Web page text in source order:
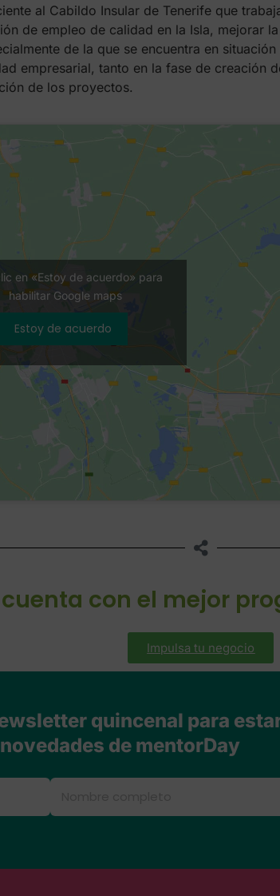
al Cabildo Insular de Tenerife que
de empleo de calidad en la Isla, mejorar la
de la que se encuentra en situación
empresarial, tanto en la fase de creación
de los proyectos.
en «Estoy de acuerdo» para
habilitar Google maps
Estoy de acuerdo
con el mejor
Impulsa tu negocio
quincenal para
novedades de mentorDay